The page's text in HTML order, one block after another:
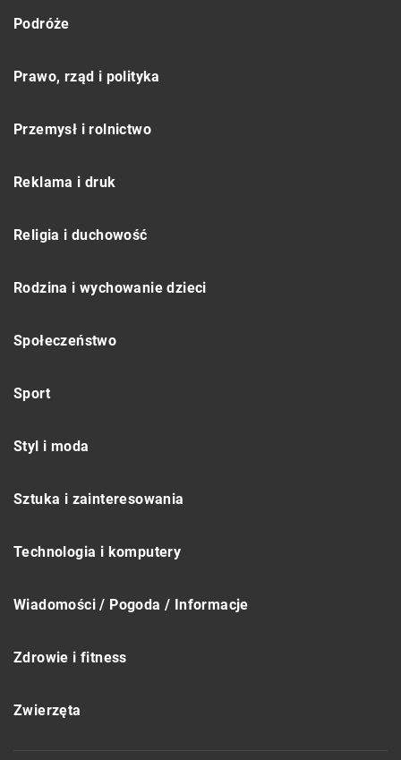
Podróże
Prawo, rząd i polityka
Przemysł i rolnictwo
Reklama i druk
Religia i duchowość
Rodzina i wychowanie dzieci
Społeczeństwo
Sport
Styl i moda
Sztuka i zainteresowania
Technologia i komputery
Wiadomości / Pogoda / Informacje
Zdrowie i fitness
Zwierzęta